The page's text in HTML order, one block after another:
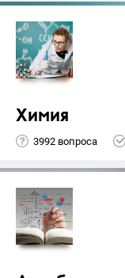
Химия
3992 вопроса